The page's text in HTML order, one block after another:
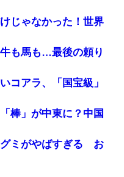
じゃなかった！世界
も馬も…最後の頼り
コアラ、「国宝級」
棒」が中東に？中国
グミがやばすぎる お